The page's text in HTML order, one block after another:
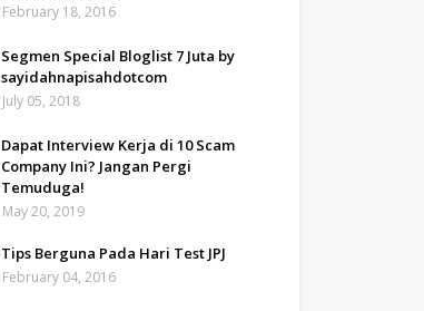
February 18, 2016
Segmen Special Bloglist 7 Juta by
sayidahnapisahdotcom
July 05, 2018
Dapat Interview Kerja di 10 Scam
Company Ini? Jangan Pergi
Temuduga!
May 20, 2019
Tips Berguna Pada Hari Test JPJ
February 04, 2016